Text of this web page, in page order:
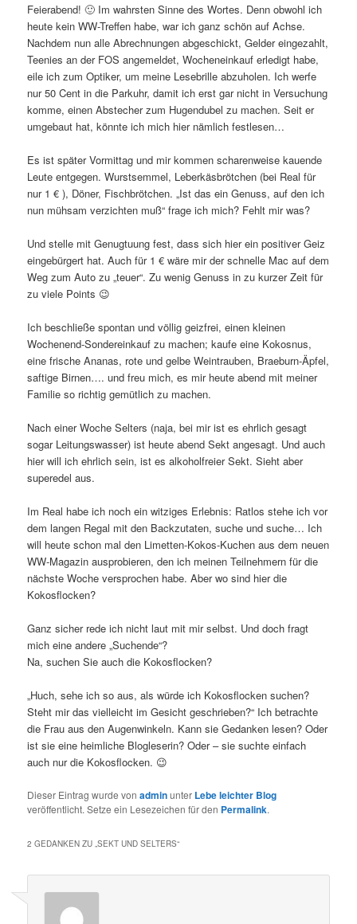
Feierabend! 🙂 Im wahrsten Sinne des Wortes. Denn obwohl ich
heute kein WW-Treffen habe, war ich ganz schön auf Achse.
Nachdem nun alle Abrechnungen abgeschickt, Gelder eingezahlt,
Teenies an der FOS angemeldet, Wocheneinkauf erledigt habe,
eile ich zum Optiker, um meine Lesebrille abzuholen. Ich werfe
nur 50 Cent in die Parkuhr, damit ich erst gar nicht in Versuchung
komme, einen Abstecher zum Hugendubel zu machen. Seit er
umgebaut hat, könnte ich mich hier nämlich festlesen…
Es ist später Vormittag und mir kommen scharenweise kauende
Leute entgegen. Wurstsemmel, Leberkäsbrötchen (bei Real für
nur 1 € ), Döner, Fischbrötchen. „Ist das ein Genuss, auf den ich
nun mühsam verzichten muß“ frage ich mich? Fehlt mir was?
Und stelle mit Genugtuung fest, dass sich hier ein positiver Geiz
eingebürgert hat. Auch für 1 € wäre mir der schnelle Mac auf dem
Weg zum Auto zu „teuer“. Zu wenig Genuss in zu kurzer Zeit für
zu viele Points 😉
Ich beschließe spontan und völlig geizfrei, einen kleinen
Wochenend-Sondereinkauf zu machen; kaufe eine Kokosnus,
eine frische Ananas, rote und gelbe Weintrauben, Braeburn-Äpfel,
saftige Birnen…. und freu mich, es mir heute abend mit meiner
Familie so richtig gemütlich zu machen.
Nach einer Woche Selters (naja, bei mir ist es ehrlich gesagt
sogar Leitungswasser) ist heute abend Sekt angesagt. Und auch
hier will ich ehrlich sein, ist es alkoholfreier Sekt. Sieht aber
superedel aus.
Im Real habe ich noch ein witziges Erlebnis: Ratlos stehe ich vor
dem langen Regal mit den Backzutaten, suche und suche… Ich
will heute schon mal den Limetten-Kokos-Kuchen aus dem neuen
WW-Magazin ausprobieren, den ich meinen Teilnehmern für die
nächste Woche versprochen habe. Aber wo sind hier die
Kokosflocken?
Ganz sicher rede ich nicht laut mit mir selbst. Und doch fragt
mich eine andere „Suchende“?
Na, suchen Sie auch die Kokosflocken?
„Huch, sehe ich so aus, als würde ich Kokosflocken suchen?
Steht mir das vielleicht im Gesicht geschrieben?“ Ich betrachte
die Frau aus den Augenwinkeln. Kann sie Gedanken lesen? Oder
ist sie eine heimliche Blogleserin? Oder – sie suchte einfach
auch nur die Kokosflocken. 😉
Dieser Eintrag wurde vonadminunter Lebe leichter Blog
veröffentlicht. Setze ein Lesezeichen für den Permalink.
2 GEDANKEN ZU „SEKT UND SELTERS“